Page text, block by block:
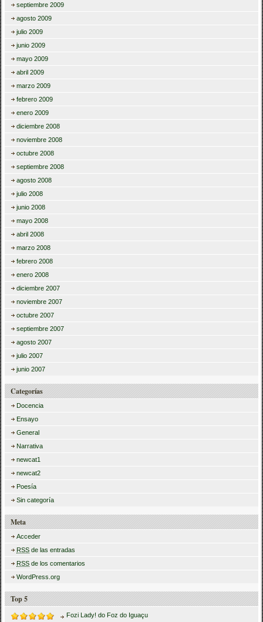
septiembre 2009
agosto 2009
julio 2009
junio 2009
mayo 2009
abril 2009
marzo 2009
febrero 2009
enero 2009
diciembre 2008
noviembre 2008
octubre 2008
septiembre 2008
agosto 2008
julio 2008
junio 2008
mayo 2008
abril 2008
marzo 2008
febrero 2008
enero 2008
diciembre 2007
noviembre 2007
octubre 2007
septiembre 2007
agosto 2007
julio 2007
junio 2007
Categorías
Docencia
Ensayo
General
Narrativa
newcat1
newcat2
Poesía
Sin categoría
Meta
Acceder
RSS de las entradas
RSS de los comentarios
WordPress.org
Top 5
Fozi Lady! do Foz do Iguaçu